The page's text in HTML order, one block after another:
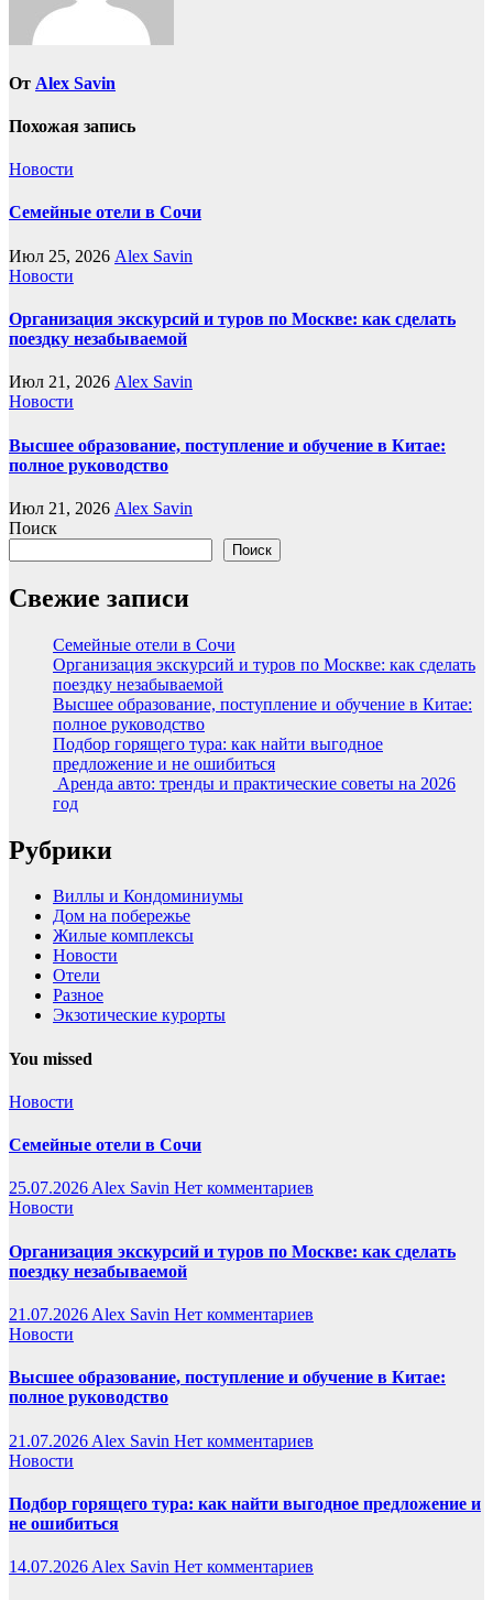
От Alex Savin
Похожая запись
Новости
Семейные отели в Сочи
Июл 25, 2026 Alex Savin
Новости
Организация экскурсий и туров по Москве: как сделать
поездку незабываемой
Июл 21, 2026 Alex Savin
Новости
Высшее образование, поступление и обучение в Китае:
полное руководство
Июл 21, 2026 Alex Savin
Поиск
Поиск
Свежие записи
Семейные отели в Сочи
Организация экскурсий и туров по Москве: как сделать
поездку незабываемой
Высшее образование, поступление и обучение в Китае:
полное руководство
Подбор горящего тура: как найти выгодное
предложение и не ошибиться
Аренда авто: тренды и практические советы на 2026
год
Рубрики
Виллы и Кондоминиумы
Дом на побережье
Жилые комплексы
Новости
Отели
Разное
Экзотические курорты
You missed
Новости
Семейные отели в Сочи
25.07.2026Alex Savin Нет комментариев
Новости
Организация экскурсий и туров по Москве: как сделать
поездку незабываемой
21.07.2026 Alex Savin Нет комментариев
Новости
Высшее образование, поступление и обучение в Китае:
полное руководство
21.07.2026 Alex Savin Нет комментариев
Новости
Подбор горящего тура: как найти выгодное предложение и
не ошибиться
14.07.2026 Alex Savin Нет комментариев